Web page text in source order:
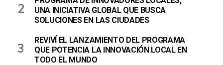
UNA INICIATIVA GLOBAL QUE BUSCA
SOLUCIONES EN LAS CIUDADES
REVIVÍ EL LANZAMIENTO DEL PROGRAMA
QUE POTENCIA LA INNOVACIÓN LOCAL EN
TODO EL MUNDO